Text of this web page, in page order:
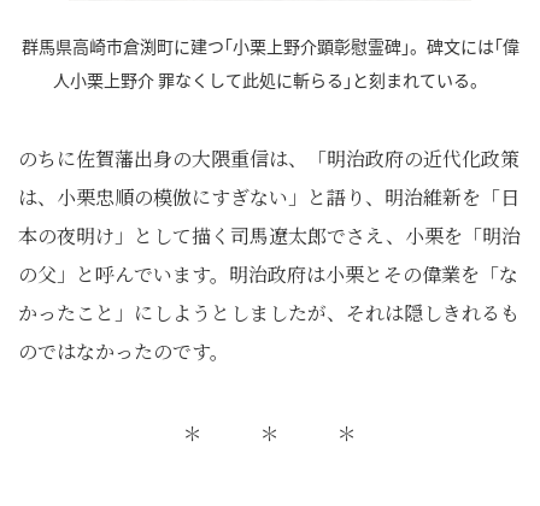
群馬県高崎市倉渕町に建つ｢小栗上野介顕彰慰霊碑｣。碑文には｢偉
人小栗上野介 罪なくして此処に斬らる｣と刻まれている。
のちに佐賀藩出身の大隈重信は、「明治政府の近代化政策
は、小栗忠順の模倣にすぎない」と語り、明治維新を「日
本の夜明け」として描く司馬遼太郎でさえ、小栗を「明治
の父」と呼んでいます。明治政府は小栗とその偉業を「な
かったこと」にしようとしましたが、それは隠しきれるも
のではなかったのです。
＊ ＊ ＊